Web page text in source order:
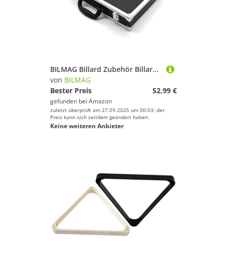
BILMAG Billard Zubehör Billardkugel Koffer Ballkoffer für 22 Kugeln, Snooker, 52,4mm
von BILMAG
Bester Preis
52,99 €
gefunden bei Amazon
zuletzt überprüft am 27.09.2025 um 00:03; der
Preis kann sich seitdem geändert haben.
Keine weiteren Anbieter